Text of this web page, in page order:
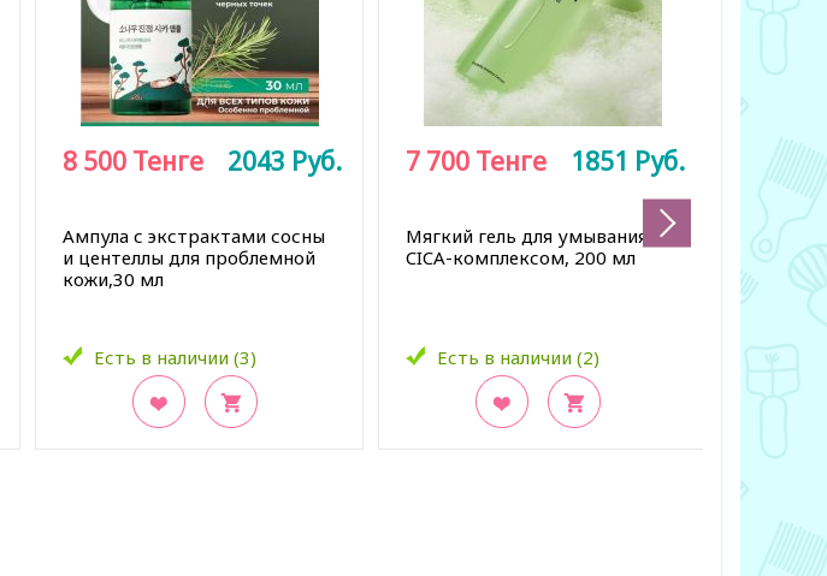
Ампула с экстрактами сосны
и центеллы для проблемной
кожи,30 мл
Есть в наличии (3)
8 500 Тенге 2043 Руб.
Мягкий гель для умывания с
CICA-комплексом, 200 мл
Есть в наличии (2)
7 700 Тенге 1851 Руб.